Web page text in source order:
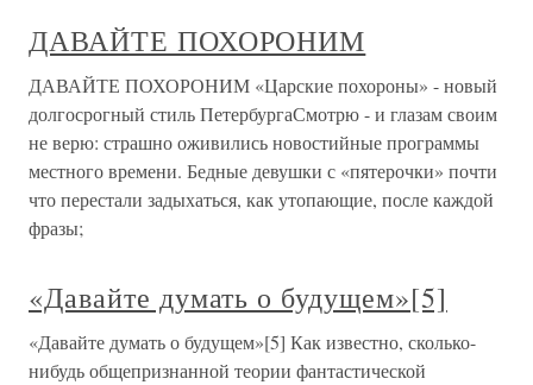
ДАВАЙТЕ ПОХОРОНИМ
ДАВАЙТЕ ПОХОРОНИМ «Царские похороны» - новый
долгосрогный стиль ПетербургаСмотрю - и глазам своим
не верю: страшно оживились новостийные программы
местного времени. Бедные девушки с «пятерочки» почти
что перестали задыхаться, как утопающие, после каждой
фразы;
«Давайте думать о будущем»[5]
«Давайте думать о будущем»[5] Как известно, сколько-
нибудь общепризнанной теории фантастической